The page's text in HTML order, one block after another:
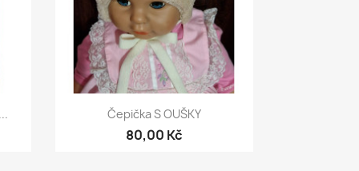
Rychlý náhled
Čepička S OUŠKY
80,00 Kč